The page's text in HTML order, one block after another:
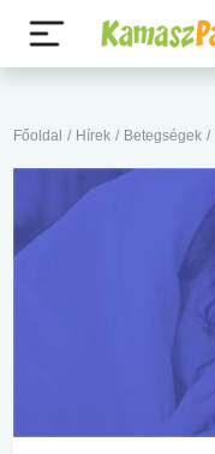
Főoldal / Hírek / Betegségek /